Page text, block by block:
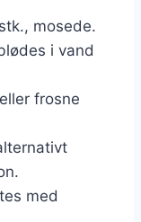
mosede.
i vand
frosne
med